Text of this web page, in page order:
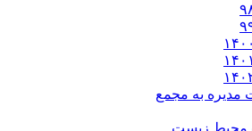
مدیره به مجمع